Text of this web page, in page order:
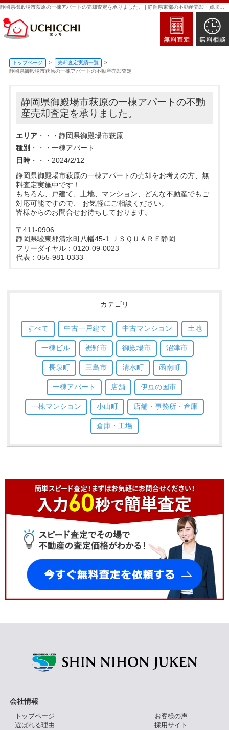
トップページ
売却査定実績一覧
静岡県御殿場市萩原の一棟アパートの不動産売却査定
静岡県御殿場市萩原の一棟アパートの不動
産売却査定を承りました。
エリア・・・静岡県御殿場市萩原
種別・・・一棟アパート
日時・・・2024/2/12
静岡県御殿場市萩原の一棟アパートの売却をお考えの方、無
料査定実施中です！
もちろん、戸建て、土地、マンション、どんな不動産でもご
対応可能ですので、 お気軽にご相談ください。
皆様からのお問合せお待ちしております。
〒411-0906
静岡県駿東郡清水町八幡45-1 ＪＳＱＵＡＲＥ静岡
フリーダイヤル：0120-09-0023
代表：055-981-0333
カテゴリ
すべて 中古一戸建て 中古マンション 土地
一棟ビル 裾野市 御殿場市 沼津市
長泉町 三島市 清水町 函南町
一棟アパート 店舗 伊豆の国市
一棟マンション 小山町 店舗・事務所・倉庫
倉庫・工場
会社情報
トップページ
選ばれる理由
お客様の声
採用サイト